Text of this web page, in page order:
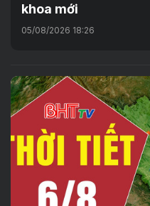
khoa mới
05/08/2026 18:26